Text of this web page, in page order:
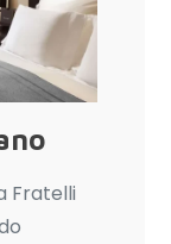
Fratelli